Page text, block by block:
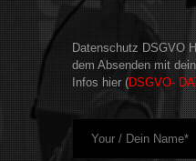
Datenschutz DSGVO
dem Absenden mit
Infos hier (DSGVO-